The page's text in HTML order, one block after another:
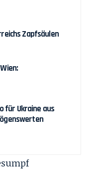
Zapfsäulen
für Ukraine aus